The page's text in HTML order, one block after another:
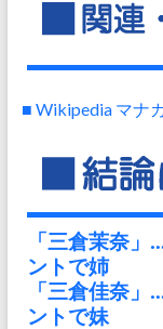
■ Wikipedia マナ
「三倉茉奈
ントで姉
「三倉佳奈
ントで妹